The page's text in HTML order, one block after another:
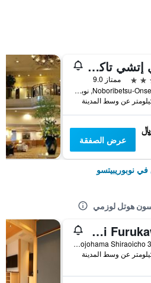
داي إتشي تاكيموتوكان
ممتاز 9.0
55 Noboribetsu-Onsen, نوبوريبيتسو, اليابان
عرض الصفقة
نوبوريبيتسو
هوتل لوزمي
Kokorono Resort Umino Bettei Furukawa
289 3 Kojohama Shiraoicho, نوبوريبيتسو, اليابان